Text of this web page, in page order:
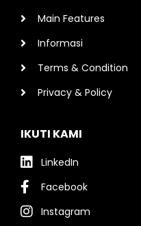
Main Features
Informasi
Terms & Condition
Privacy & Policy
IKUTI KAMI
LinkedIn
Facebook
Instagram